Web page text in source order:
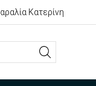
Κατερίνη